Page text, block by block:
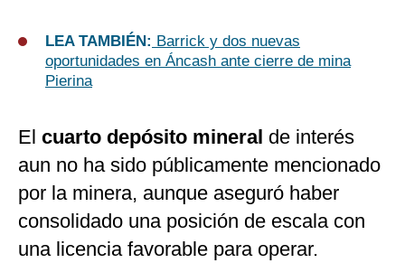
LEA TAMBIÉN: Barrick y dos nuevas
oportunidades en Áncash ante cierre de mina
Pierina
El cuarto depósito mineral de interés
aun no ha sido públicamente mencionado
por la minera, aunque aseguró haber
consolidado una posición de escala con
una licencia favorable para operar.